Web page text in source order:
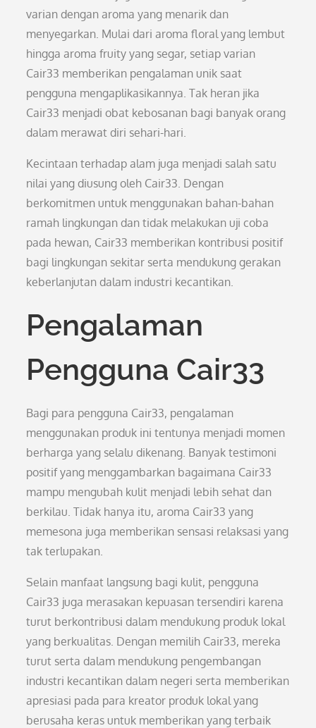
varian dengan aroma yang menarik dan
menyegarkan. Mulai dari aroma floral yang lembut
hingga aroma fruity yang segar, setiap varian
Cair33 memberikan pengalaman unik saat
pengguna mengaplikasikannya. Tak heran jika
Cair33 menjadi obat kebosanan bagi banyak orang
dalam merawat diri sehari-hari.
Kecintaan terhadap alam juga menjadi salah satu
nilai yang diusung oleh Cair33. Dengan
berkomitmen untuk menggunakan bahan-bahan
ramah lingkungan dan tidak melakukan uji coba
pada hewan, Cair33 memberikan kontribusi positif
bagi lingkungan sekitar serta mendukung gerakan
keberlanjutan dalam industri kecantikan.
Pengalaman
Pengguna Cair33
Bagi para pengguna Cair33, pengalaman
menggunakan produk ini tentunya menjadi momen
berharga yang selalu dikenang. Banyak testimoni
positif yang menggambarkan bagaimana Cair33
mampu mengubah kulit menjadi lebih sehat dan
berkilau. Tidak hanya itu, aroma Cair33 yang
memesona juga memberikan sensasi relaksasi yang
tak terlupakan.
Selain manfaat langsung bagi kulit, pengguna
Cair33 juga merasakan kepuasan tersendiri karena
turut berkontribusi dalam mendukung produk lokal
yang berkualitas. Dengan memilih Cair33, mereka
turut serta dalam mendukung pengembangan
industri kecantikan dalam negeri serta memberikan
apresiasi pada para kreator produk lokal yang
berusaha keras untuk memberikan yang terbaik